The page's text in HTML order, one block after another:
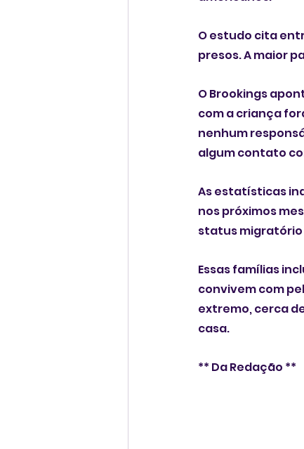
O estudo cita
presos. A maior
O Brookings
com a criança
nenhum
algum contato
As estatísticas
nos próximos
status
Essas famílias
convivem com
extremo, cerca
casa.
** Da Redação **